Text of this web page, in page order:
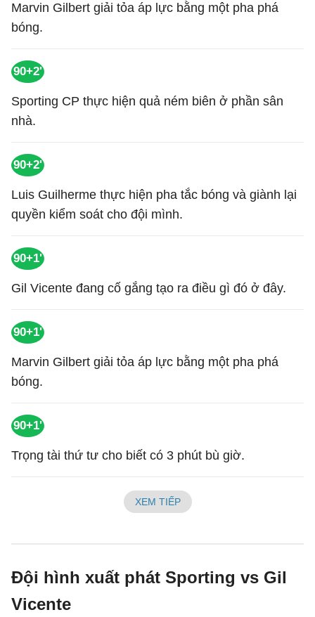
Marvin Gilbert giải tỏa áp lực bằng một pha phá
bóng.
90+2'
Sporting CP thực hiện quả ném biên ở phần sân
nhà.
90+2'
Luis Guilherme thực hiện pha tắc bóng và giành lại
quyền kiểm soát cho đội mình.
90+1'
Gil Vicente đang cố gắng tạo ra điều gì đó ở đây.
90+1'
Marvin Gilbert giải tỏa áp lực bằng một pha phá
bóng.
90+1'
Trọng tài thứ tư cho biết có 3 phút bù giờ.
XEM TIẾP
Đội hình xuất phát Sporting vs Gil
Vicente